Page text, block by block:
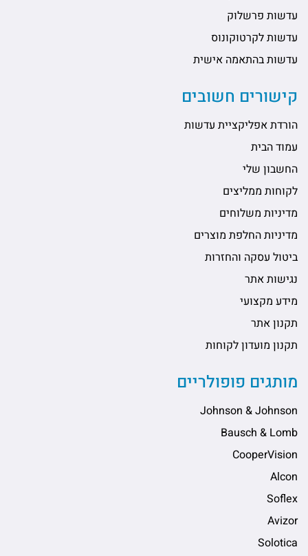
עדשות פרשלוק
עדשות לקרטוקונוס
עדשות בהתאמה אישית
קישורים חשובים
הורדת אפליקציית עדשות
עמוד הבית
החשבון שלי
לקוחות ממליצים
מדיניות משלוחים
מדיניות החלפת מוצרים
ביטול עסקה והחזרות
נגישות אתר
מידע מקצועי
תקנון אתר
תקנון מועדון לקוחות
מותגים פופולריים
Johnson & Johnson
Bausch & Lomb
CooperVision
Alcon
Soflex
Avizor
Solotica